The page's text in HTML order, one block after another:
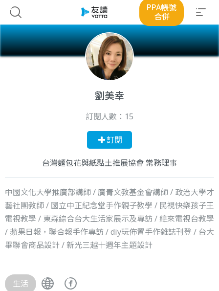
PPA帳號
合併
劉美幸
訂閱人數： 15
訂閱
台灣麵包花與紙黏土推展協會 常務理事
中國文化大學推廣部講師 / 廣青文教基金會講師 / 政治大學才
藝社團教師 / 國立中正紀念堂手作親子教學 / 民視快樂孩子王
電視教學 / 東森綜合台大生活家展示及專訪 / 緯來電視台教學
/ 蘋果日報，聯合報手作專訪 / diy玩佈置手作雜誌刊登 / 台大
畢聯會商品設計 / 新光三越十週年主題設計
生活